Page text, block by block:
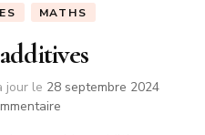
MATHS
jour le 28 septembre 2024